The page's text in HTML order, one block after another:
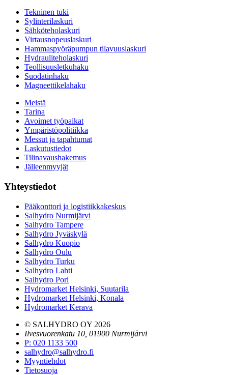
Tekninen tuki
Sylinterilaskuri
Sähköteholaskuri
Virtausnopeuslaskuri
Hammaspyöräpumpun tilavuuslaskuri
Hydrauliteholaskuri
Teollisuusletkuhaku
Suodatinhaku
Magneettikelahaku
Meistä
Tarina
Avoimet työpaikat
Ympäristöpolitiikka
Messut ja tapahtumat
Laskutustiedot
Tilinavaushakemus
Jälleenmyyjät
Yhteystiedot
Pääkonttori ja logistiikkakeskus
Salhydro Nurmijärvi
Salhydro Tampere
Salhydro Jyväskylä
Salhydro Kuopio
Salhydro Oulu
Salhydro Turku
Salhydro Lahti
Salhydro Pori
Hydromarket Helsinki, Suutarila
Hydromarket Helsinki, Konala
Hydromarket Kerava
© SALHYDRO OY 2026
Ilvesvuorenkatu 10, 01900 Nurmijärvi
P: 020 1133 500
salhydro@salhydro.fi
Myyntiehdot
Tietosuoja